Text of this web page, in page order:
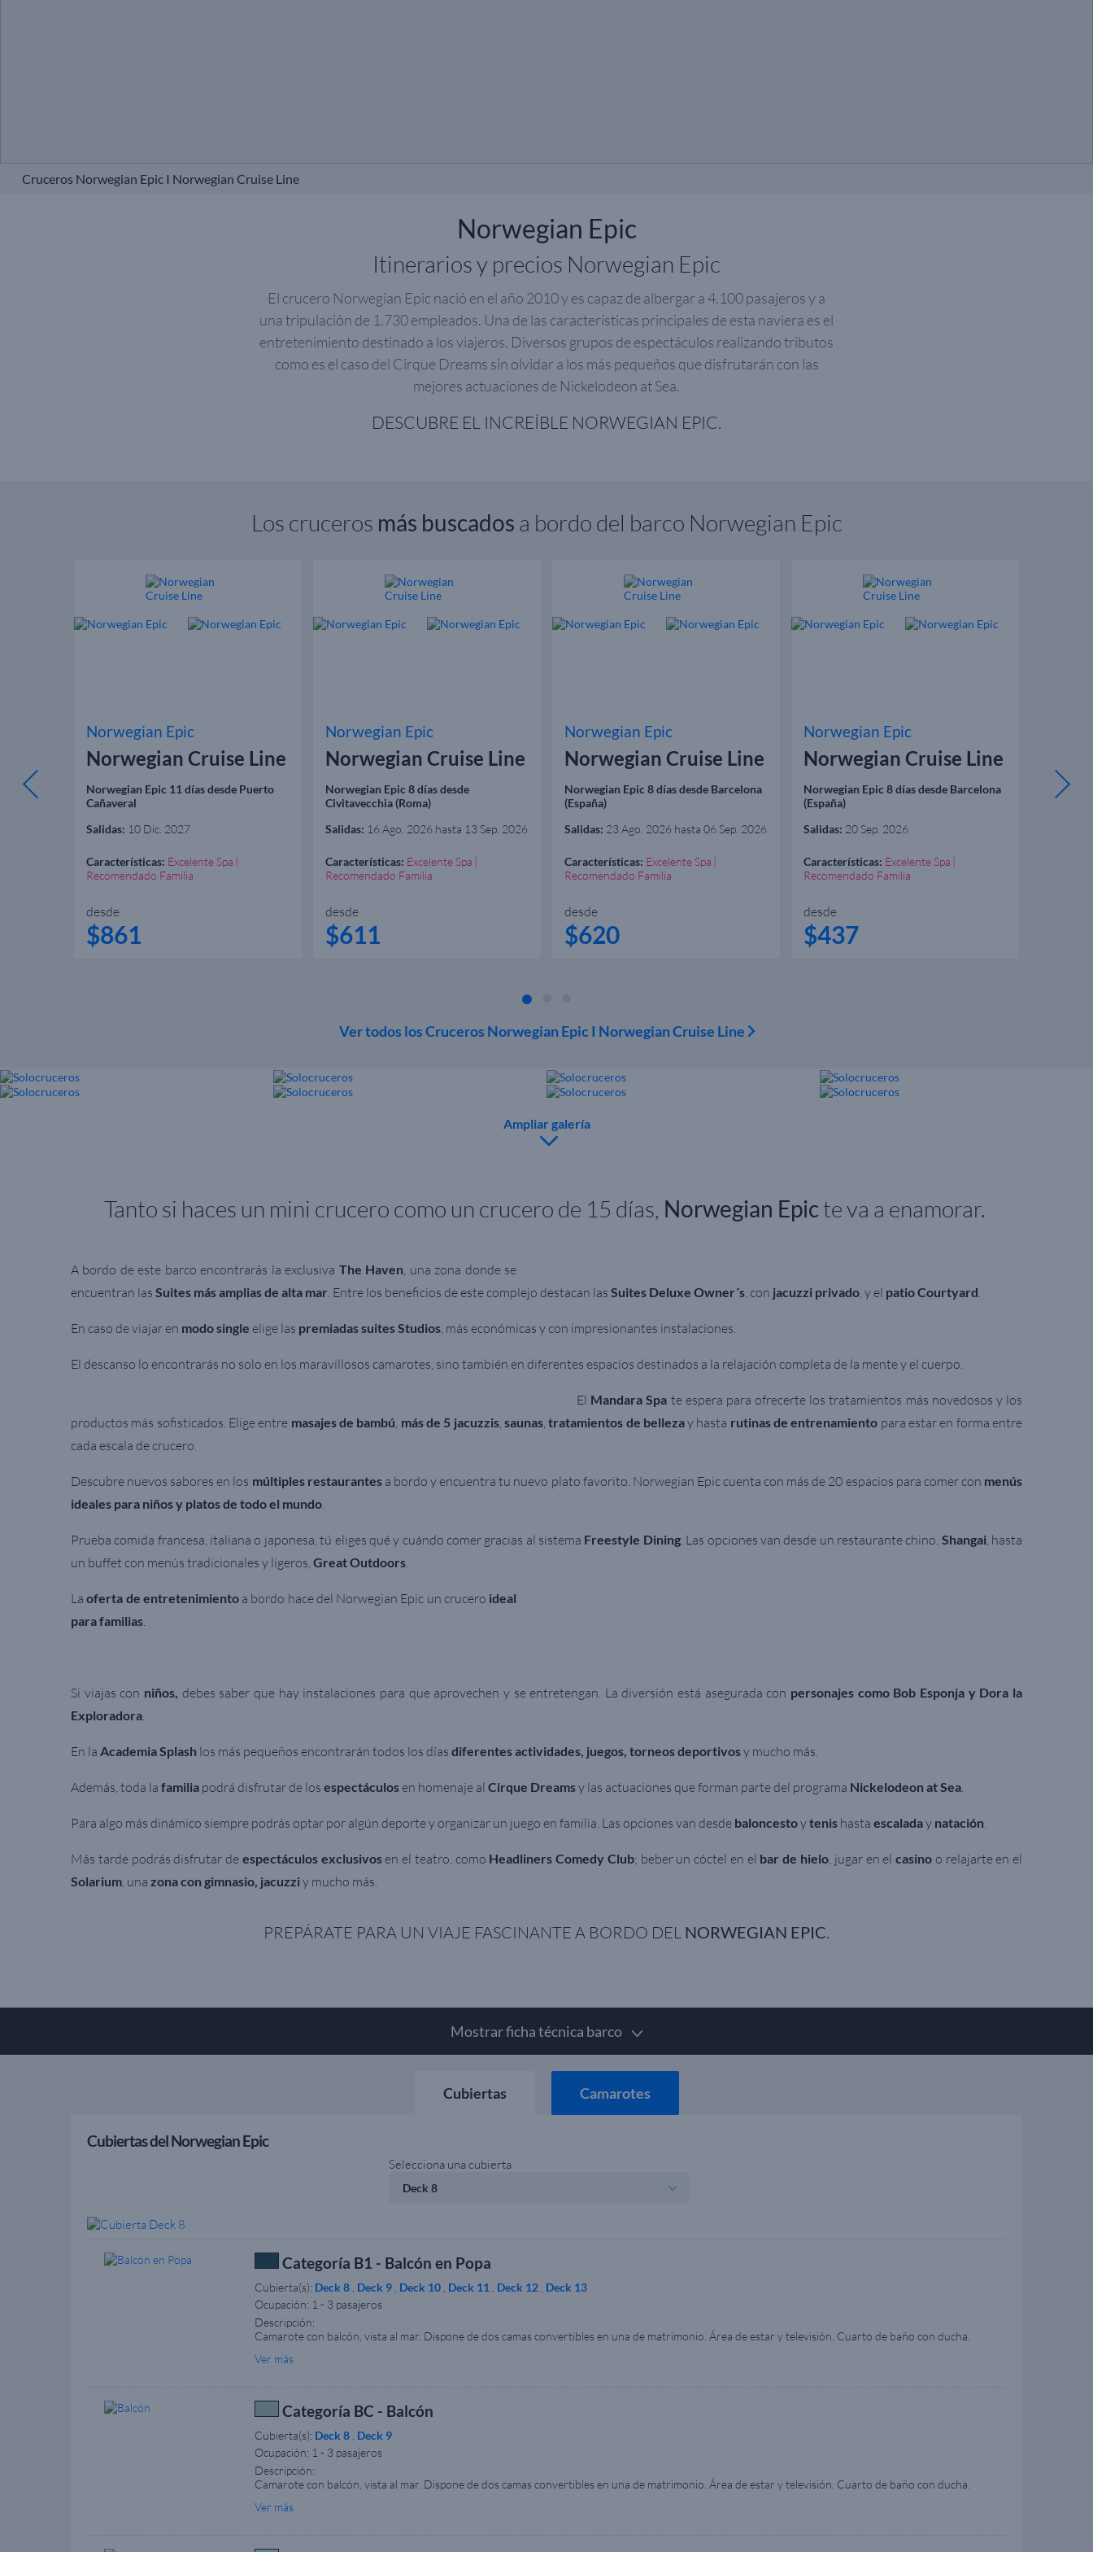
Cruceros Norwegian Epic I Norwegian Cruise Line
Norwegian Epic
Itinerarios y precios Norwegian Epic
El crucero Norwegian Epic nació en el año 2010 y es capaz de albergar a 4.100 pasajeros y a
una tripulación de 1.730 empleados. Una de las características principales de esta naviera es el
entretenimiento destinado a los viajeros. Diversos grupos de espectáculos realizando tributos
como es el caso del Cirque Dreams sin olvidar a los más pequeños que disfrutarán con las
mejores actuaciones de Nickelodeon at Sea.
DESCUBRE EL INCREÍBLE NORWEGIAN EPIC.
Los cruceros más buscados a bordo del barco Norwegian Epic
Norwegian Epic
Norwegian Cruise Line
Norwegian Epic 11 días desde Puerto
Cañaveral
Salidas: 10 Dic. 2027
Características: Excelente Spa
Recomendado Familia
desde
$861
Norwegian Epic
Norwegian Cruise Line
Norwegian Epic 8 días desde
Civitavecchia (Roma)
Salidas: 16 Ago. 2026 hasta 13 Sep. 2026
Características: Excelente Spa
Recomendado Familia
desde
$611
Norwegian Epic
Norwegian Cruise Line
Norwegian Epic 8 días desde Barcelona
(España)
Salidas: 23 Ago. 2026 hasta 06 Sep. 2026
Características: Excelente Spa
Recomendado Familia
desde
$620
Norwegian Epic
Norwegian Cruise Line
Norwegian Epic 8 días desde Barcelona
(España)
Salidas: 20 Sep. 2026
Características: Excelente Spa
Recomendado Familia
desde
$437
Ver todos los Cruceros Norwegian Epic I Norwegian Cruise Line
Ampliar galería
Tanto si haces un mini crucero como un crucero de 15 días, Norwegian Epicte va a enamorar.
A bordo de este barco encontrarás la exclusiva The Haven, una zona donde se
encuentran las Suites más amplias de alta mar. Entre los beneficios de este complejo destacan las Suites Deluxe Owner´s, con jacuzzi privado, y el patio Courtyard.
En caso de viajar en modo single elige las premiadassuites Studios, más económicas y con impresionantes instalaciones.
El descanso lo encontrarás no solo en los maravillosos camarotes, sino también en diferentes espacios destinados a la relajación completa de la mente y el cuerpo.
El Mandara Spa te espera para ofrecerte los tratamientos más novedosos y los
productos más sofisticados. Elige entre masajes de bambú, más de 5 jacuzzis, saunas,tratamientos de bellezay hasta rutinas de entrenamiento para estar en forma entre
cada escala de crucero.
Descubre nuevos sabores en los múltiples restaurantesa bordo y encuentra tu nuevo plato favorito. Norwegian Epic cuenta con más de 20 espacios para comer con menús
ideales para niños y platos de todo el mundo.
Prueba comida francesa, italiana o japonesa, tú eliges qué y cuándo comer gracias al sistema Freestyle Dining. Las opciones van desde un restaurante chino, Shangai, hasta
un buffet con menús tradicionales y ligeros, Great Outdoors.
La oferta de entretenimientoa bordo hace del Norwegian Epic un crucero ideal
para familias.
Si viajas con niños, debes saber que hay instalaciones para que aprovechen y se entretengan. La diversión está asegurada con personajes como Bob Esponja y Dora la
Exploradora.
En la Academia Splash los más pequeños encontrarán todos los días diferentes actividades, juegos, torneos deportivosy mucho más.
Además, toda la familia podrá disfrutar de los espectáculosen homenaje al Cirque Dreamsy las actuaciones que forman parte del programa Nickelodeon at Sea.
Para algo más dinámico siempre podrás optar por algún deporte y organizar un juego en familia. Las opciones van desde baloncestoytenis hasta escaladay natación.
Más tarde podrás disfrutar de espectáculos exclusivosen el teatro, como Headliners Comedy Club; beber un cóctel en el bar de hielo, jugar en el casino o relajarte en el
Solarium, una zona con gimnasio, jacuzziy mucho más.
PREPÁRATE PARA UN VIAJE FASCINANTE A BORDO DEL NORWEGIAN EPIC.
Mostrar ficha técnica barco
Cubiertas Camarotes
Cubiertas del Norwegian Epic
Selecciona una cubierta
Categoría B1 - Balcón en Popa
Cubierta(s): Deck 8 Deck 9 Deck 10 Deck 11 Deck 12 Deck 13
Ocupación: 1 - 3 pasajeros
Descripción:
Camarote con balcón, vista al mar. Dispone de dos camas convertibles en una de matrimonio. Área de estar y televisión. Cuarto de baño con ducha.
pueden variar respecto a las imágenes. La imagen se muestra únicamente con fines ilustrativos.
Ver más
Categoría BC - Balcón
Cubierta(s): Deck 8 Deck 9
Ocupación: 1 - 3 pasajeros
Descripción:
Camarote con balcón, vista al mar. Dispone de dos camas convertibles en una de matrimonio. Área de estar y televisión. Cuarto de baño con ducha.
especiales y están identificados con el símbolo de silla de ruedas. Comprueba la disponibilidad al seleccionar la categoría. Se requiere documentación
Ver más